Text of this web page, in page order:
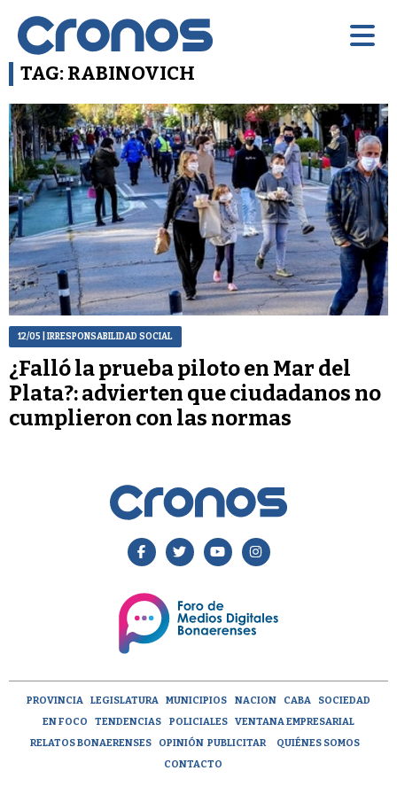
TAG: RABINOVICH
12/05 | IRRESPONSABILIDAD SOCIAL
¿Falló la prueba piloto en Mar del
Plata?: advierten que ciudadanos no
cumplieron con las normas
PROVINCIA LEGISLATURA MUNICIPIOS NACION CABA
SOCIEDAD
EN FOCO
TENDENCIAS POLICIALES
VENTANA EMPRESARIAL
RELATOS BONAERENSES
OPINIÓN PUBLICITAR
QUIÉNES SOMOS
CONTACTO